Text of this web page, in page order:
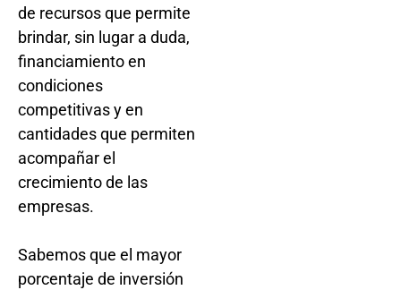
de recursos que permite
brindar, sin lugar a duda,
financiamiento en
condiciones
competitivas y en
cantidades que permiten
acompañar el
crecimiento de las
empresas.
Sabemos que el mayor
porcentaje de inversión